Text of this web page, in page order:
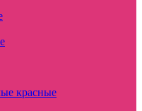
красные